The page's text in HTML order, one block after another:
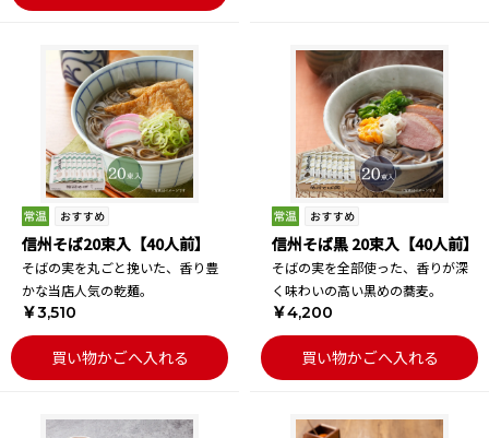
信州そば20束入【40人前】
そばの実を丸ごと挽いた、香り豊
かな当店人気の乾麺。
￥3,510
買い物かごへ入れる
信州そば黒 20束入【40人前】
そばの実を全部使った、香りが深
く味わいの高い黒めの蕎麦。
￥4,200
買い物かごへ入れる